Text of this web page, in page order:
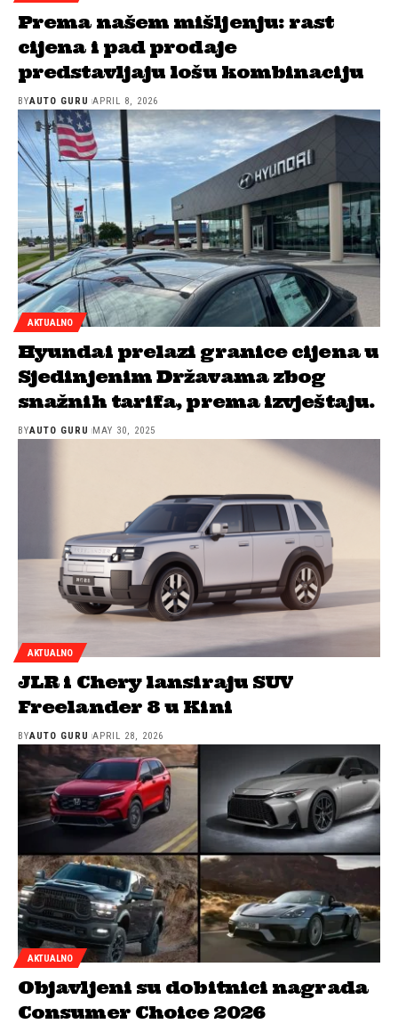
Prema našem mišljenju: rast
cijena i pad prodaje
predstavljaju lošu kombinaciju
BYAUTO GURU APRIL 8, 2026
AKTUALNO
Hyundai prelazi granice cijena u
Sjedinjenim Državama zbog
snažnih tarifa, prema izvještaju.
BYAUTO GURU MAY 30, 2025
AKTUALNO
JLR i Chery lansiraju SUV
Freelander 8 u Kini
BYAUTO GURU APRIL 28, 2026
AKTUALNO
Objavljeni su dobitnici nagrada
Consumer Choice 2026